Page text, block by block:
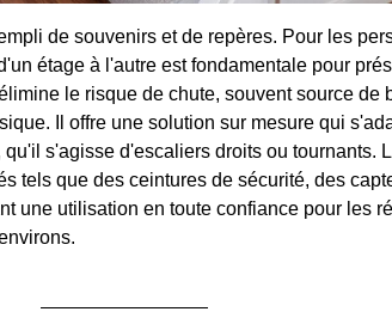
de souvenirs et de repères. Pour les
étage à l'autre est fondamentale pour
le risque de chute, souvent source de
Il offre une solution sur mesure qui
s'agisse d'escaliers droits ou tournants.
tels que des ceintures de sécurité, des
une utilisation en toute confiance pour les